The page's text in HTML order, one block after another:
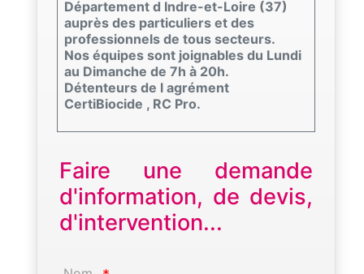
Département d Indre-et-Loire (37)
auprès des particuliers et des
professionnels de tous secteurs.
Nos équipes sont joignables du Lundi
au Dimanche de 7h à 20h.
Détenteurs de l agrément
CertiBiocide , RC Pro.
Faire une demande
d'information, de devis,
d'intervention...